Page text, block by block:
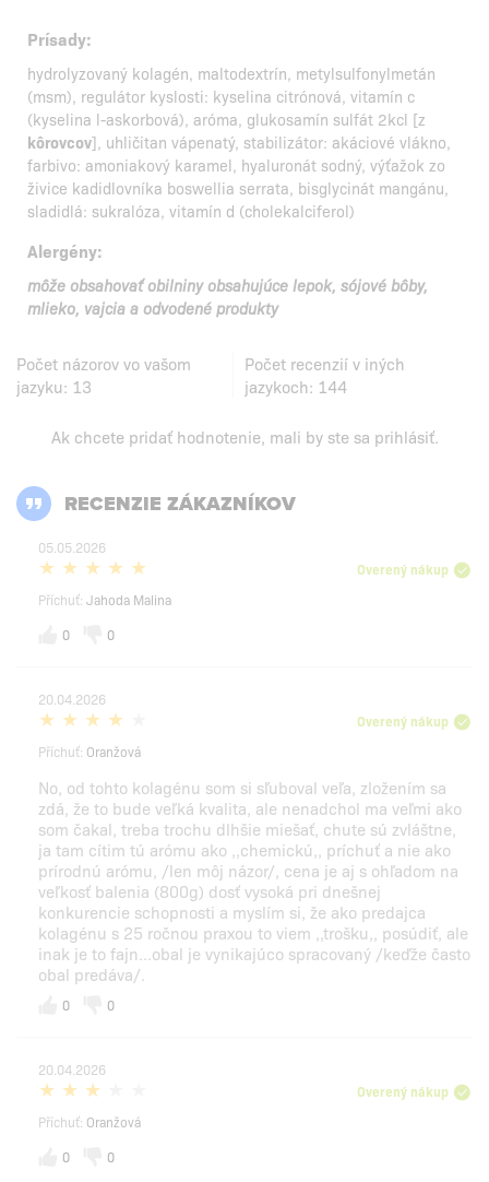
Prísady:
hydrolyzovaný kolagén, maltodextrín, metylsulfonylmetán
(msm), regulátor kyslosti: kyselina citrónová, vitamín c
(kyselina l-askorbová), aróma, glukosamín sulfát 2kcl [z
kôrovcov], uhličitan vápenatý, stabilizátor: akáciové vlákno,
farbivo: amoniakový karamel, hyaluronát sodný, výťažok zo
živice kadidlovníka boswellia serrata, bisglycinát mangánu,
sladidlá: sukralóza, vitamín d (cholekalciferol)
Alergény:
môže obsahovať obilniny obsahujúce lepok, sójové bôby,
mlieko, vajcia a odvodené produkty
Počet názorov vo vašom
jazyku: 13
Počet recenzií v iných
jazykoch: 144
Ak chcete pridať hodnotenie, mali by ste sa prihlásiť.
RECENZIE ZÁKAZNÍKOV
05.05.2026
Overený nákup
Příchuť: Jahoda Malina
0
0
20.04.2026
Overený nákup
Příchuť: Oranžová
No, od tohto kolagénu som si sľuboval veľa, zložením sa
zdá, že to bude veľká kvalita, ale nenadchol ma veľmi ako
som čakal, treba trochu dlhšie miešať, chute sú zvláštne,
ja tam cítim tú arómu ako ,,chemickú,, príchuť a nie ako
prírodnú arómu, /len môj názor/, cena je aj s ohľadom na
veľkosť balenia (800g) dosť vysoká pri dnešnej
konkurencie schopnosti a myslím si, že ako predajca
kolagénu s 25 ročnou praxou to viem ,,trošku,, posúdiť, ale
inak je to fajn...obal je vynikajúco spracovaný /keďže často
obal predáva/.
0 0
20.04.2026
Overený nákup
Příchuť: Oranžová
0
0